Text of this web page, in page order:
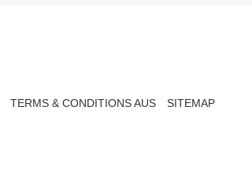
TERMS & CONDITIONS AUS SITEMAP